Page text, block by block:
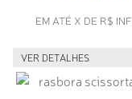
EM ATÉ X DE R$ INF
VER DETALHES